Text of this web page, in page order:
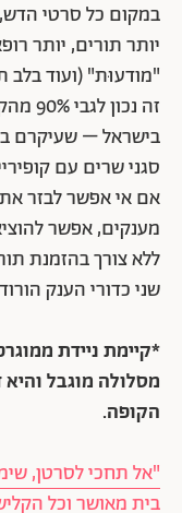
במקום כל סרטי
יותר תורים, יותר
"מודעוּת" (ועוד בלב
זה
בישראל – שעיקרם
אם אי אפשר לבזר
מענקים, אפשר
ללא צורך בהזמנת
שני כדורי הענק
*קיימת ניידת
מסלולה מוגבל
הקופה.
"אל תחכי לסרטן,
בית מאושר וכל